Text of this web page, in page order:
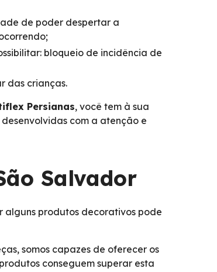
de poder despertar a
bloqueio de incidência de
das crianças.
Persianas, você tem à sua
com a atenção e
Salvador
alguns produtos decorativos pode
somos capazes de oferecer os
conseguem superar esta